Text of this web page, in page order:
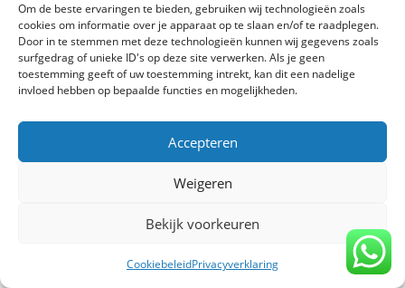
Om de beste ervaringen te bieden, gebruiken wij technologieën zoals
cookies om informatie over je apparaat op te slaan en/of te raadplegen.
Door in te stemmen met deze technologieën kunnen wij gegevens zoals
surfgedrag of unieke ID's op deze site verwerken. Als je geen
toestemming geeft of uw toestemming intrekt, kan dit een nadelige
invloed hebben op bepaalde functies en mogelijkheden.
Accepteren
Weigeren
Bekijk voorkeuren
CookiebeleidPrivacyverklaring